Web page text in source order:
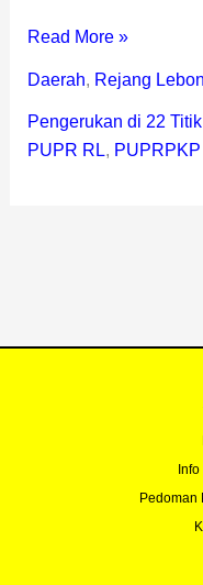
Read More »
Daerah, Rejang
Pengerukan di 22
PUPR RL,
Pedoman